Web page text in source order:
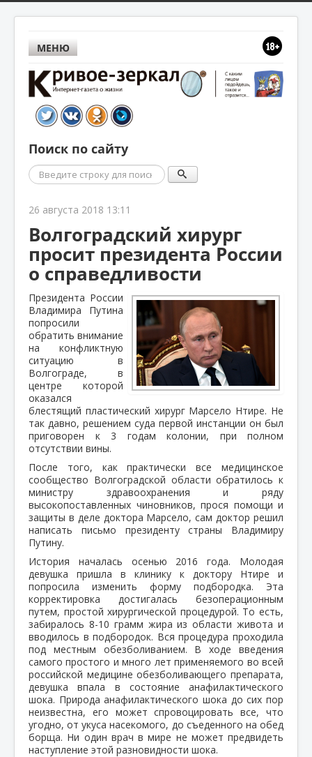
МЕНЮ
Поиск по сайту
Поиск
26 августа 2018 13:11
Волгоградский хирург
просит президента России
о справедливости
Президента России
Владимира Путина
попросили
обратить внимание
на конфликтную
ситуацию в
Волгограде, в
центре которой
оказался
блестящий пластический хирург Марсело Нтире. Не
так давно, решением суда первой инстанции он был
приговорен к 3 годам колонии, при полном
отсутствии вины.
После того, как практически все медицинское
сообщество Волгоградской области обратилось к
министру здравоохранения и ряду
высокопоставленных чиновников, прося помощи и
защиты в деле доктора Марсело, сам доктор решил
написать письмо президенту страны Владимиру
Путину.
История началась осенью 2016 года. Молодая
девушка пришла в клинику к доктору Нтире и
попросила изменить форму подбородка. Эта
корректировка достигалась безоперационным
путем, простой хирургической процедурой. То есть,
забиралось 8-10 грамм жира из области живота и
вводилось в подбородок. Вся процедура проходила
под местным обезболиванием. В ходе введения
самого простого и много лет применяемого во всей
российской медицине обезболивающего препарата,
девушка впала в состояние анафилактического
шока. Природа анафилактического шока до сих пор
неизвестна, его может спровоцировать все, что
угодно, от укуса насекомого, до съеденного на обед
борща. Ни один врач в мире не может предвидеть
наступление этой разновидности шока.